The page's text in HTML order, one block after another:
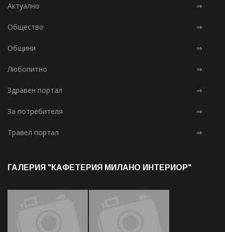
Актуално ⇒
Общество ⇒
Общини ⇒
Любопитно ⇒
Здравен портал ⇒
За потребителя ⇒
Травел портал ⇒
ГАЛЕРИЯ "КАФЕТЕРИЯ МИЛАНО ИНТЕРИОР"